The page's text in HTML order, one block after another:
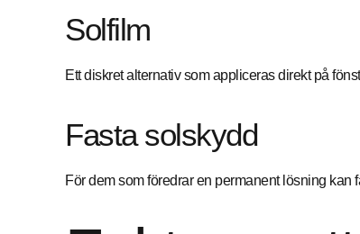
Solfilm
Ett diskret alternativ som appliceras direkt på
Fasta solskydd
För dem som föredrar en permanent lösning kan